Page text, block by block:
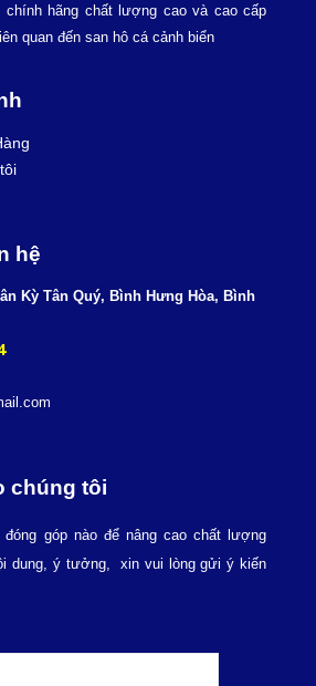
hãng chất lượng cao và cao cấp
quan đến san hô cá cảnh biển
hệ
Kỳ Tân Quý, Bình Hưng Hòa, Bình
chúng tôi
góp nào để nâng cao chất lượng
dung, ý tưởng, xin vui lòng gửi ý kiến